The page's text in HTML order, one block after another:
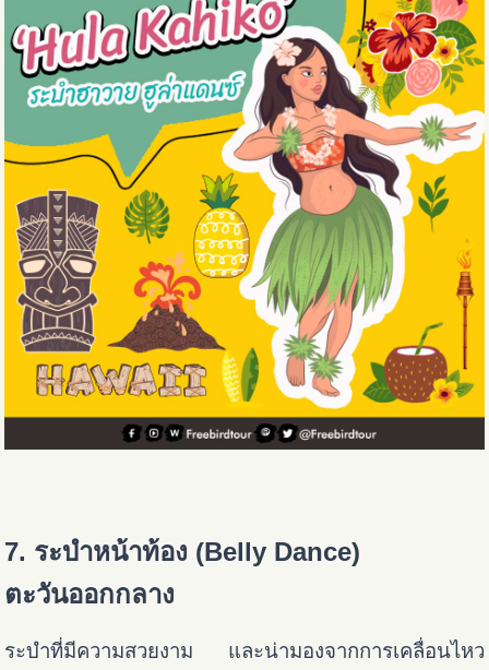
7. ระบำหน้าท้อง (Belly Dance)
ตะวันออกกลาง
ระบำที่มีความสวยงาม และน่ามองจากการเคลื่อนไหว